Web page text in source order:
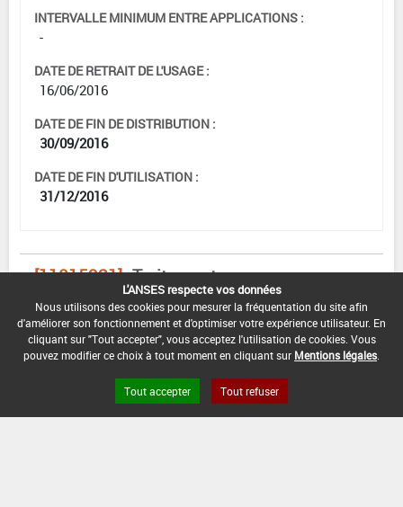
INTERVALLE MINIMUM ENTRE APPLICATIONS :
-
DATE DE RETRAIT DE L'USAGE :
16/06/2016
DATE DE FIN DE DISTRIBUTION :
30/09/2016
DATE DE FIN D'UTILISATION :
31/12/2016
[11015921] Traitements
généraux*Désherbage*Zones Cult. Avt
Plantat. (1)
DOSE MAX
D'EMPLOI
NOMBRE MAX
D'APPLICATION
DÉLAIS AVANT
RÉCOLTE
L'ANSES respecte vos données
Nous utilisons des cookies pour mesurer la fréquentation du site afin
d'améliorer son fonctionnement et d'optimiser votre expérience utilisateur. En
cliquant sur "Tout accepter", vous acceptez l'utilisation de cookies. Vous
pouvez modifier ce choix à tout moment en cliquant sur Mentions légales
Tout accepter Tout refuser